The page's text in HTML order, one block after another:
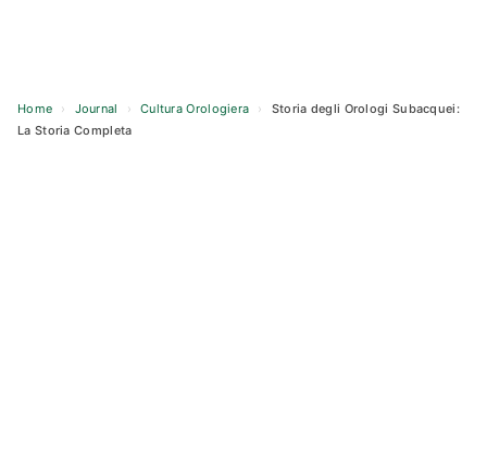
Home › Journal › Cultura Orologiera ›
Storia degli Orologi Subacquei:
La Storia Completa